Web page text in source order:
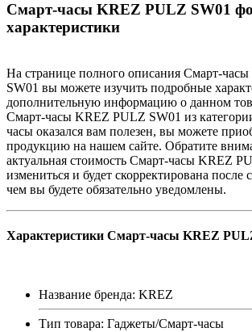
Смарт-часы KREZ PULZ SW01
характеристики
На странице полного описания Смарт-
SW01 вы можете изучить подробные
дополнительную информацию о данном
Смарт-часы KREZ PULZ SW01 из
часы оказался вам полезен, вы можете
продукцию на нашем сайте. Обратите
актуальная стоимость Смарт-часы KREZ
измениться и будет скорректирована после
чем вы будете обязательно уведомлены.
Характеристики Смарт-часы KREZ
Название бренда: KREZ
Тип товара: Гаджеты/Смарт-часы